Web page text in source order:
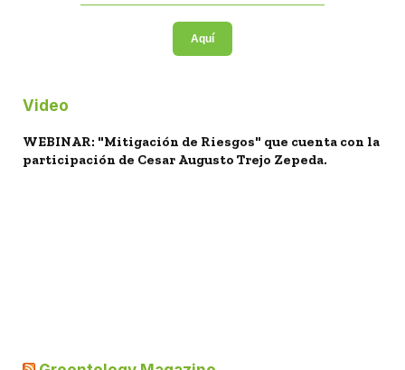
Aquí
Video
WEBINAR: "Mitigación de Riesgos" que cuenta con la
participación de Cesar Augusto Trejo Zepeda.